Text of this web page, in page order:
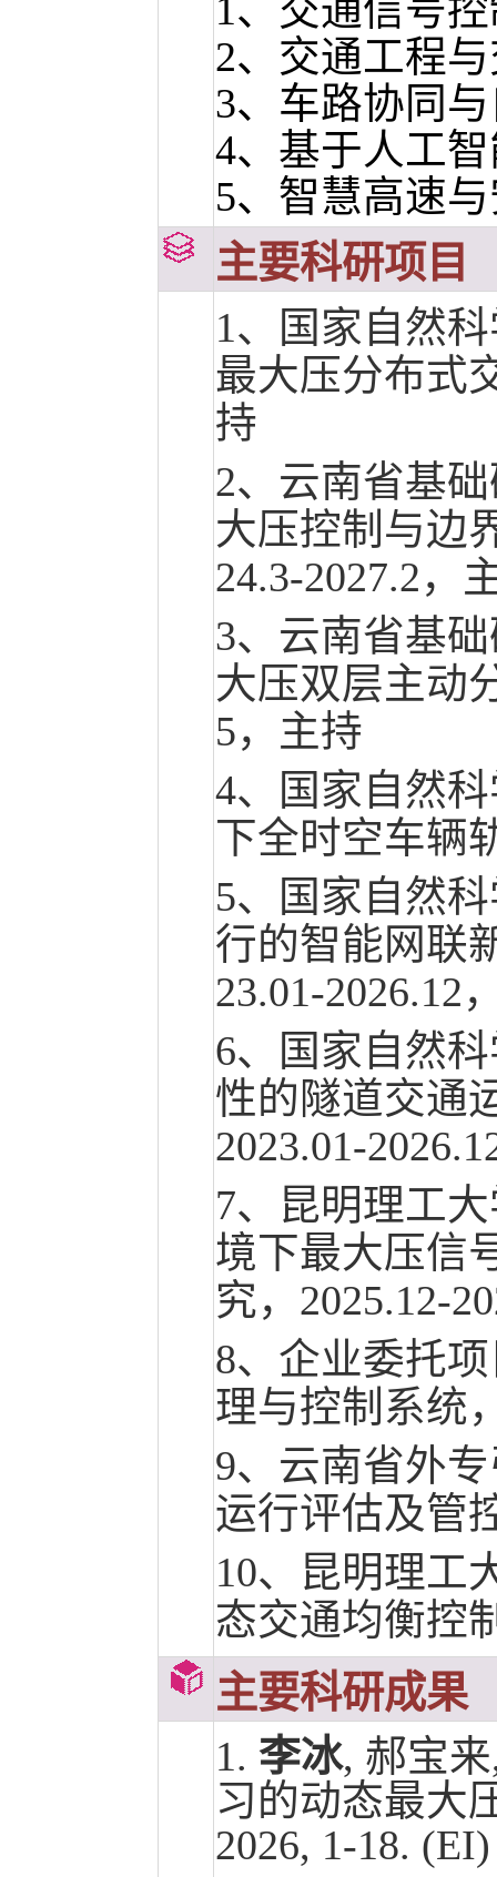
1、交通信号
2、交通工程
3、车路协同
4、基于人工
5、智慧高速
主要科研项目
1、国家自然
最大压分布式
持
2、云南省基
大压控制与边
24.3-2027.2，
3、云南省基
大压双层主动
5，主持
4、国家自然
下全时空车辆
5、国家自然
行的智能网联
23.01-2026.12
6、国家自然
性的隧道交通
2023.01-
7、昆明理工
境下最大压信
究，2025.12-
8、企业委托
理与控制系统
9、云南省外
运行评估及管
10、昆明理工
态交通均衡控
主要科研成果
1. 李冰, 郝宝
习的动态最大
2026, 1-18. (EI)